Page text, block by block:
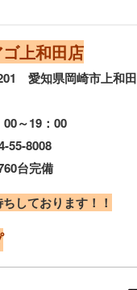
上和田店
愛知県岡崎市上和
～19：00
55-8008
台完備
しております！！